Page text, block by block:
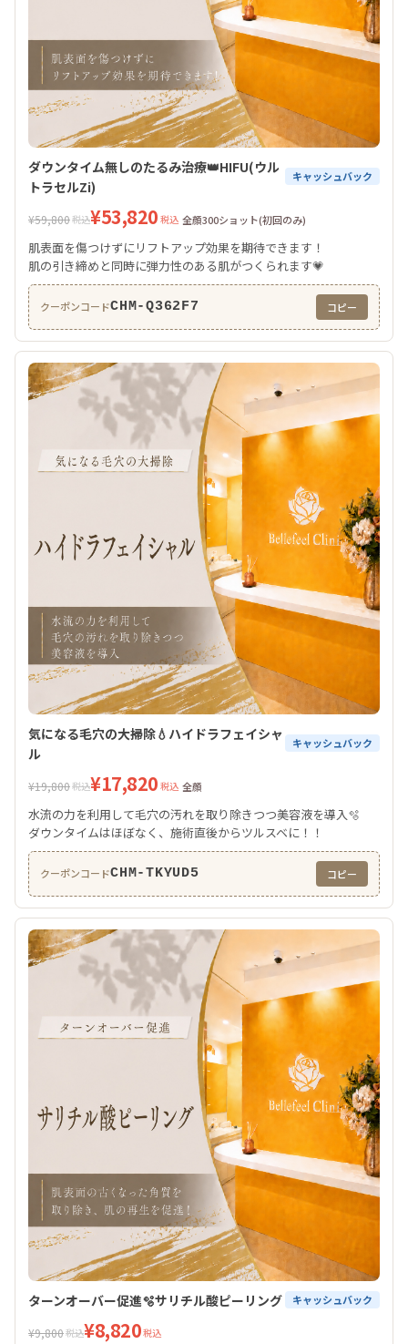
ダウンタイム無しのたるみ治療👑HIFU(ウル
トラセルZi)
キャッシュバック
¥59,800税込¥53,820 税込 全顔300ショット(初回のみ)
肌表面を傷つけずにリフトアップ効果を期待できます！
肌の引き締めと同時に弾力性のある肌がつくられます💗
クーポンコードCHM-Q362F7 コピー
気になる毛穴の大掃除💧ハイドラフェイシャ
ル
キャッシュバック
¥19,800税込¥17,820 税込 全顔
水流の力を利用して毛穴の汚れを取り除きつつ美容液を導入🫧
ダウンタイムはほぼなく、施術直後からツルスベに！！
クーポンコードCHM-TKYUD5 コピー
ターンオーバー促進🫧サリチル酸ピーリング キャッシュバック
¥9,800税込¥8,820税込